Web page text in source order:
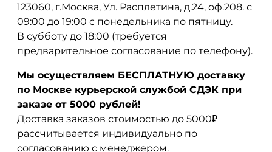
123060, г.Москва, Ул. Расплетина, д.24, оф.208. с
09:00 до 19:00 с понедельника по пятницу.
В субботу до 18:00 (требуется
предварительное согласование по телефону).
Мы осуществляем БЕСПЛАТНУЮ доставку
по Москве курьерской службой СДЭК при
заказе от 5000 рублей!
Доставка заказов стоимостью до 5000₽
рассчитывается индивидуально по
согласованию с менеджером.